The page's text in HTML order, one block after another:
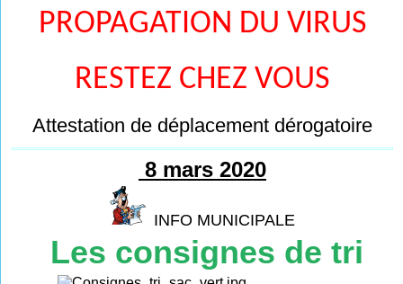
PROPAGATION DU VIRUS
RESTEZ CHEZ VOUS
Attestation de déplacement dérogatoire
8 mars 2020
INFO MUNICIPALE
Les consignes de tri